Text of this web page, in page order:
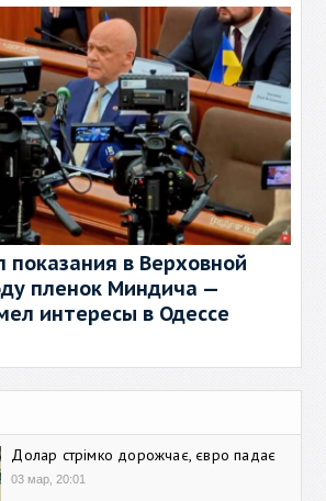
показания в Верховной
пленок Миндича —
интересы в Одессе
Долар стрімко дорожчає, євро падає
03 мар, 20:01